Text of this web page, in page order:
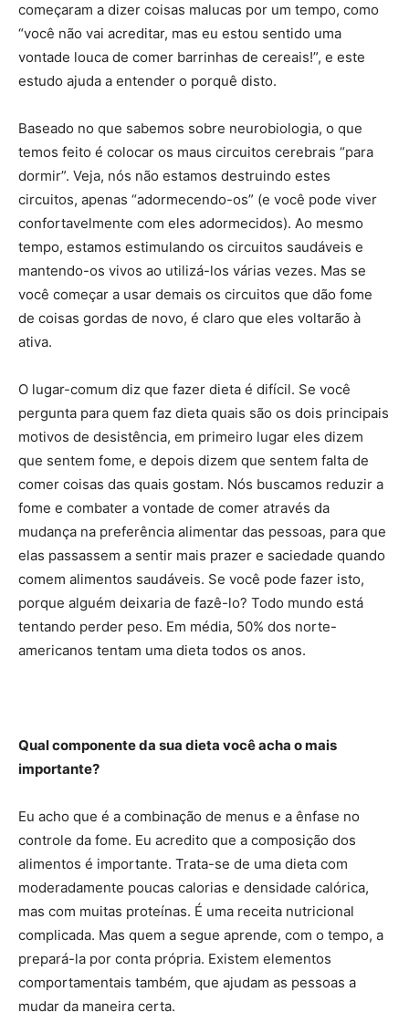
começaram a dizer coisas malucas por um tempo, como
“você não vai acreditar, mas eu estou sentido uma
vontade louca de comer barrinhas de cereais!”, e este
estudo ajuda a entender o porquê disto.
Baseado no que sabemos sobre neurobiologia, o que
temos feito é colocar os maus circuitos cerebrais “para
dormir”. Veja, nós não estamos destruindo estes
circuitos, apenas “adormecendo-os” (e você pode viver
confortavelmente com eles adormecidos). Ao mesmo
tempo, estamos estimulando os circuitos saudáveis e
mantendo-os vivos ao utilizá-los várias vezes. Mas se
você começar a usar demais os circuitos que dão fome
de coisas gordas de novo, é claro que eles voltarão à
ativa.
O lugar-comum diz que fazer dieta é difícil. Se você
pergunta para quem faz dieta quais são os dois principais
motivos de desistência, em primeiro lugar eles dizem
que sentem fome, e depois dizem que sentem falta de
comer coisas das quais gostam. Nós buscamos reduzir a
fome e combater a vontade de comer através da
mudança na preferência alimentar das pessoas, para que
elas passassem a sentir mais prazer e saciedade quando
comem alimentos saudáveis. Se você pode fazer isto,
porque alguém deixaria de fazê-lo? Todo mundo está
tentando perder peso. Em média, 50% dos norte-
americanos tentam uma dieta todos os anos.
Qual componente da sua dieta você acha o mais
importante?
Eu acho que é a combinação de menus e a ênfase no
controle da fome. Eu acredito que a composição dos
alimentos é importante. Trata-se de uma dieta com
moderadamente poucas calorias e densidade calórica,
mas com muitas proteínas. É uma receita nutricional
complicada. Mas quem a segue aprende, com o tempo, a
prepará-la por conta própria. Existem elementos
comportamentais também, que ajudam as pessoas a
mudar da maneira certa.